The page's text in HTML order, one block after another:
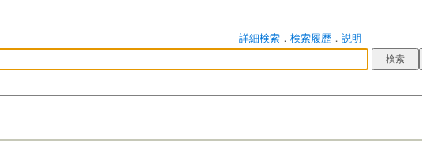
詳細検索． 検索履歴． 説明